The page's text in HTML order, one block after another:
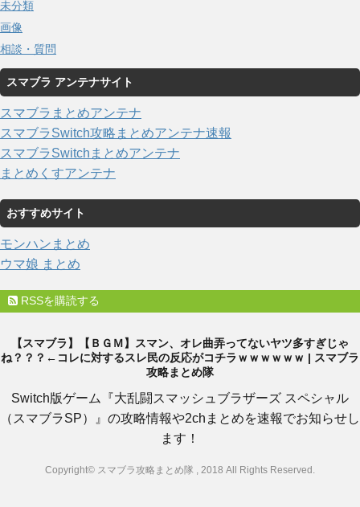
未分類
画像
相談・質問
スマブラ アンテナサイト
スマブラまとめアンテナ
スマブラSwitch攻略まとめアンテナ速報
スマブラSwitchまとめアンテナ
まとめくすアンテナ
おすすめサイト
モンハンまとめ
ウマ娘 まとめ
RSSを購読する
【スマブラ】【ＢＧＭ】スマン、オレ曲弄ってないヤツ多すぎじゃ
ね？？？←コレに対するスレ民の反応がコチラｗｗｗｗｗｗ | スマブラ
攻略まとめ隊
Switch版ゲーム『大乱闘スマッシュブラザーズ スペシャル
（スマブラSP）』の攻略情報や2chまとめを速報でお知らせし
ます！
Copyright© スマブラ攻略まとめ隊 , 2018 All Rights Reserved.